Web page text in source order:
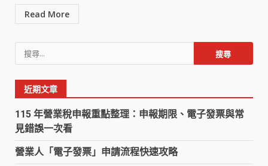
Read More
尋
關
近期文章
115 年營業稅申報重點整理：申報期限、電子發票與常
見錯誤一次看
營業人「電子發票」申請流程快速攻略